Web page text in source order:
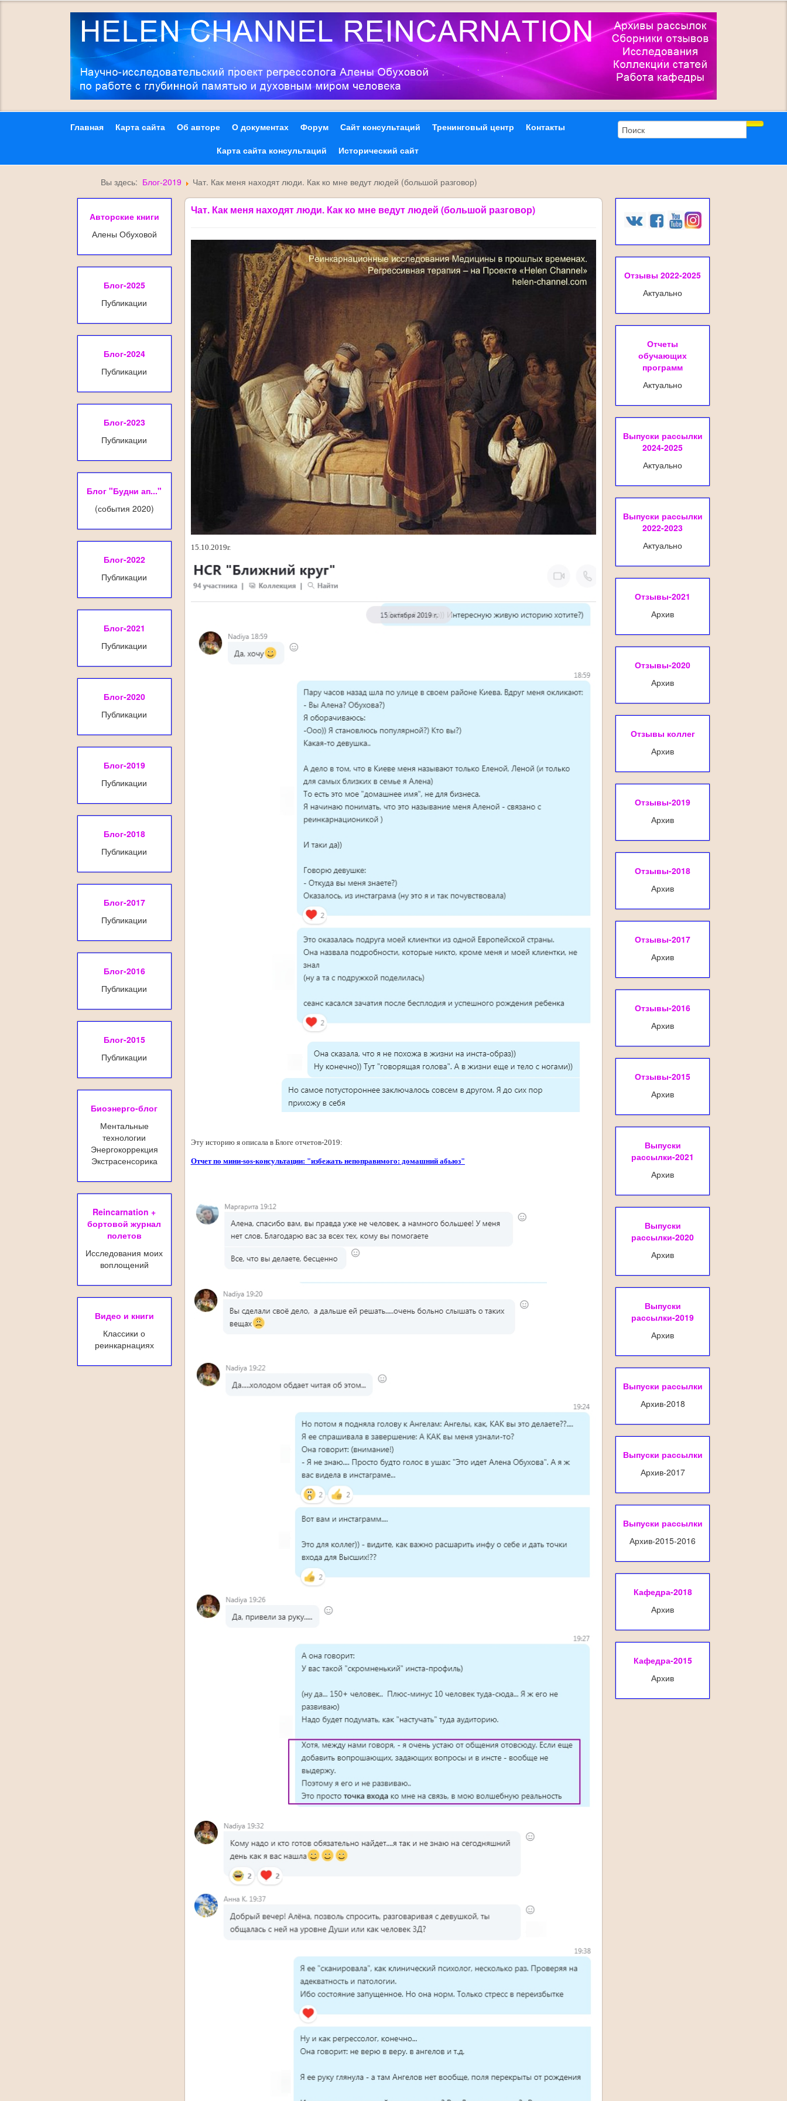
Главная Карта сайта Об авторе О документах Форум Сайт консультаций Тренинговый центр
Контакты
Карта сайта консультаций
Исторический сайт
Вы здесь: Блог-2019 Чат. Как меня находят люди. Как ко мне ведут людей (большой разговор)
Авторские книги
Алены Обуховой
Блог-2025
Публикации
Блог-2024
Публикации
Блог-2023
Публикации
Блог "Будни ап..."
(события 2020)
Блог-2022
Публикации
Блог-2021
Публикации
Блог-2020
Публикации
Блог-2019
Публикации
Блог-2018
Публикации
Блог-2017
Публикации
Блог-2016
Публикации
Блог-2015
Публикации
Биоэнерго-блог
Ментальные
технологии
Энергокоррекция
Экстрасенсорика
Reincarnation +
бортовой журнал
полетов
Исследования моих
воплощений
Видео и книги
Классики о
реинкарнациях
Чат. Как меня находят люди. Как ко мне ведут людей (большой разговор)
15.10.2019г.
Эту историю я описала в Блоге отчетов-2019:
Отчет по мини-sos-консультации: "избежать непоправимого: домашний абьюз"
Отзывы 2022-2025
Актуально
Отчеты
обучающих
программ
Актуально
Выпуски рассылки
2024-2025
Актуально
Выпуски рассылки
2022-2023
Актуально
Отзывы-2021
Архив
Отзывы-2020
Архив
Отзывы коллег
Архив
Отзывы-2019
Архив
Отзывы-2018
Архив
Отзывы-2017
Архив
Отзывы-2016
Архив
Отзывы-2015
Архив
Выпуски
рассылки-2021
Архив
Выпуски
рассылки-2020
Архив
Выпуски
рассылки-2019
Архив
Выпуски рассылки
Архив-2018
Выпуски рассылки
Архив-2017
Выпуски рассылки
Архив-2015-2016
Кафедра-2018
Архив
Кафедра-2015
Архив